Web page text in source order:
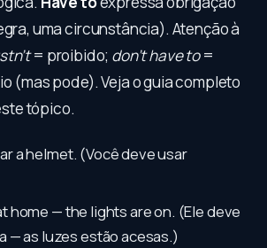
uma circunstância). Atenção à
= proibido; don’t have to=
(mas pode). Veja o guia completo
tópico.
a helmet. (Você deve usar
home — the lights are on. (Ele deve
— as luzes estão acesas.)